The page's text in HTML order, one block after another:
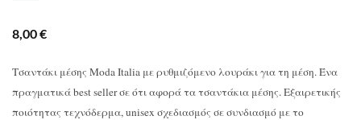
8,00€
Τσαντάκι μέσης Moda Italia με ρυθμιζόμενο λουράκι για τη μέση. Ένα
πραγματικά best seller σε ότι αφορά τα τσαντάκια μέσης. Εξαιρετικής
ποιότητας τεχνόδερμα, unisex σχεδιασμός σε συνδιασμό με το